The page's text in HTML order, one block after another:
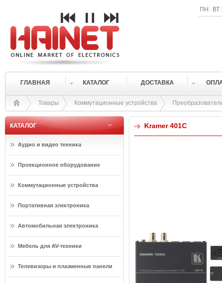
ПН ВТ
ГЛАВНАЯ КАТАЛОГ ДОСТАВКА
Товары Коммутационные устройства
КАТАЛОГ
Аудио и видео техника
Проекционное оборудование
Коммутационные устройства
Портативная электроника
Автомобильная электроника
Мебель для AV-техники
Телевизоры и плазменные панели
Kramer 401C